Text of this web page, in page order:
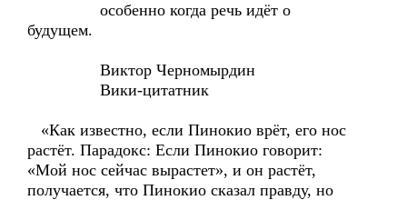
особенно когда речь идёт о
будущем.
Виктор Черномырдин
Вики-цитатник
«Как известно, если Пинокио врёт, его нос
растёт. Парадокс: Если Пинокио говорит:
«Мой нос сейчас вырастет», и он растёт,
получается, что Пинокио сказал правду, но